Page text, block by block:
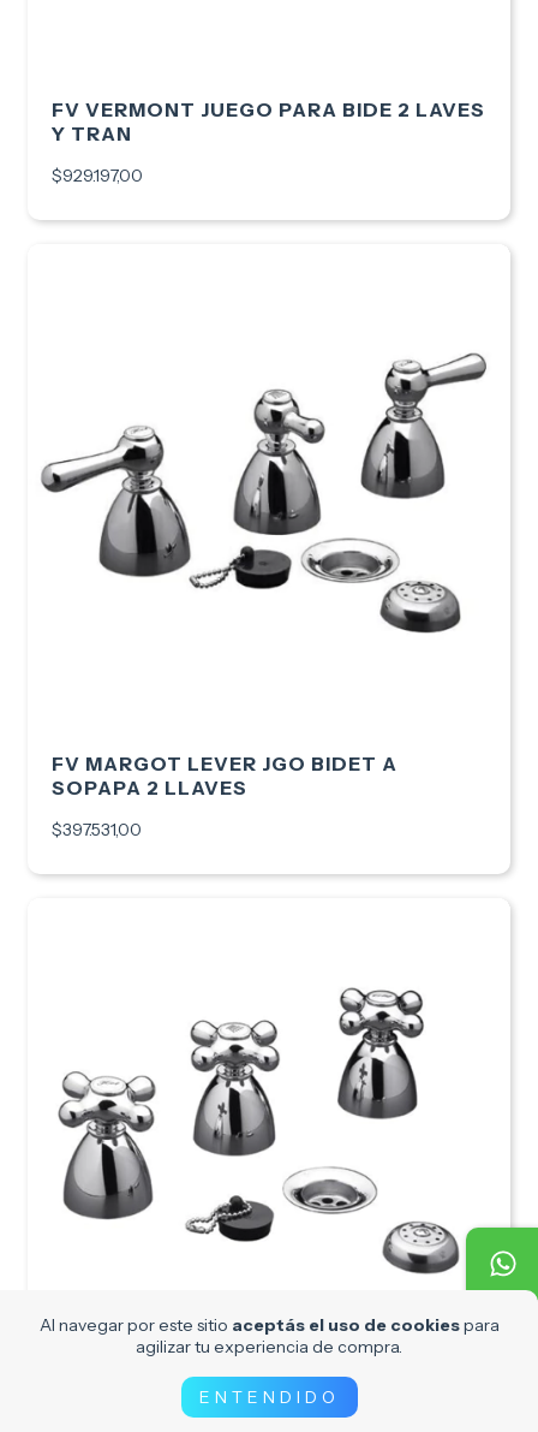
Al navegar por este sitio aceptás el uso de cookiespara
agilizar tu experiencia de compra.
ENTENDIDO
FV VERMONT JUEGO PARA BIDE 2 LAVES
Y TRAN
$929.197,00
FV MARGOT LEVER JGO BIDET A
SOPAPA 2 LLAVES
$397.531,00
FV MARGOT JGO BIDET A SOPAPA 2